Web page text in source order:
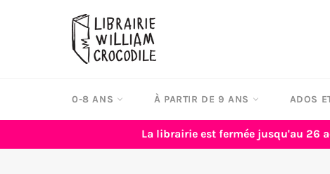
0-8 ANS À PARTIR DE 9 ANS ADOS
La librairie est fermée jusqu'au 26